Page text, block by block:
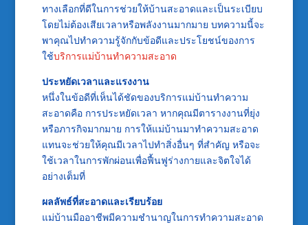
ทางเลือกที่ดีในการช่วยให้บ้านสะอาดและเป็นระเบียบ
โดยไม่ต้องเสียเวลาหรือพลังงานมากมาย บทความนี้จะ
พาคุณไปทำความรู้จักกับข้อดีและประโยชน์ของการ
ใช้บริการแม่บ้านทำความสะอาด
ประหยัดเวลาและแรงงาน
หนึ่งในข้อดีที่เห็นได้ชัดของบริการแม่บ้านทำความ
สะอาดคือ การประหยัดเวลา หากคุณมีตารางงานที่ยุ่ง
หรือภารกิจมากมาย การให้แม่บ้านมาทำความสะอาด
แทนจะช่วยให้คุณมีเวลาไปทำสิ่งอื่นๆ ที่สำคัญ หรือจะ
ใช้เวลาในการพักผ่อนเพื่อฟื้นฟูร่างกายและจิตใจได้
อย่างเต็มที่
ผลลัพธ์ที่สะอาดและเรียบร้อย
แม่บ้านมืออาชีพมีความชำนาญในการทำความสะอาด